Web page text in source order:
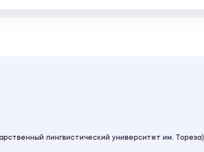
лингвистический университет им. Тореза)